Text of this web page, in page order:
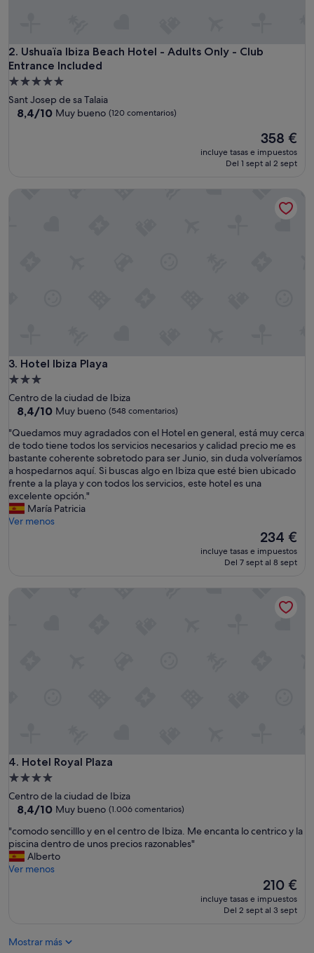
2. Ushuaïa Ibiza Beach Hotel - Adults Only - Club
Entrance Included
Ushuaïa Ibiza Beach Hotel - Adults Only - Club Entrance
Alojamiento
de
5.0 estrellas
Sant Josep de sa Talaia
8.4
8,4/10 Muy bueno (120 comentarios)
El
precio
actual
358 €
incluye tasas e impuestos
Del 1 sept al 2 sept
3. Hotel Ibiza Playa
Hotel Ibiza Playa
Alojamiento
de
3.0 estrellas
Centro de la ciudad de Ibiza
8.4
10,
Muy
bueno,
(548 comentarios)
8,4/10 Muy bueno (548 comentarios)
"
Q
u
e
d
a
m
o
H
o
e
n
g
e
n
,
e
"Quedamos muy agradados con el Hotel en general, está muy cerca
de todo tiene todos los servicios necesarios y calidad precio me es
bastante coherente sobretodo para ser Junio, sin duda volveríamos
a hospedarnos aquí. Si buscas algo en Ibiza que esté bien ubicado
frente a la playa y con todos los servicios, este hotel es una
excelente opción."
María Patricia
Ver menos
El
precio
actual
234 €
incluye tasas e impuestos
Del 7 sept al 8 sept
4. Hotel Royal Plaza
Hotel Royal Plaza
Alojamiento
de
4.0 estrellas
Centro de la ciudad de Ibiza
8.4
10,
Muy
bueno,
(1.006 comentarios)
8,4/10 Muy bueno (1.006 comentarios)
"
c
o
m
n
"comodo sencilllo y en el centro de Ibiza. Me encanta lo centrico y la
piscina dentro de unos precios razonables"
Alberto
Ver menos
El
precio
actual
210 €
incluye tasas e impuestos
Del 2 sept al 3 sept
Mostrar más